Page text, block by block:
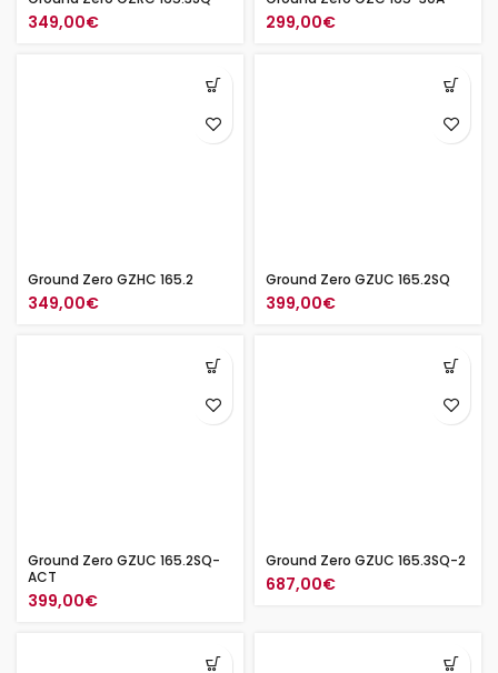
349,00€ 299,00€
Ground Zero GZHC 165.2
349,00€
Ground Zero GZUC 165.2SQ
399,00€
Ground Zero GZUC 165.2SQ-
ACT
399,00€
Ground Zero GZUC 165.3SQ-2
687,00€